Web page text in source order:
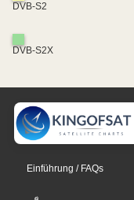
DVB-S2
DVB-S2X
Einführung / FAQs